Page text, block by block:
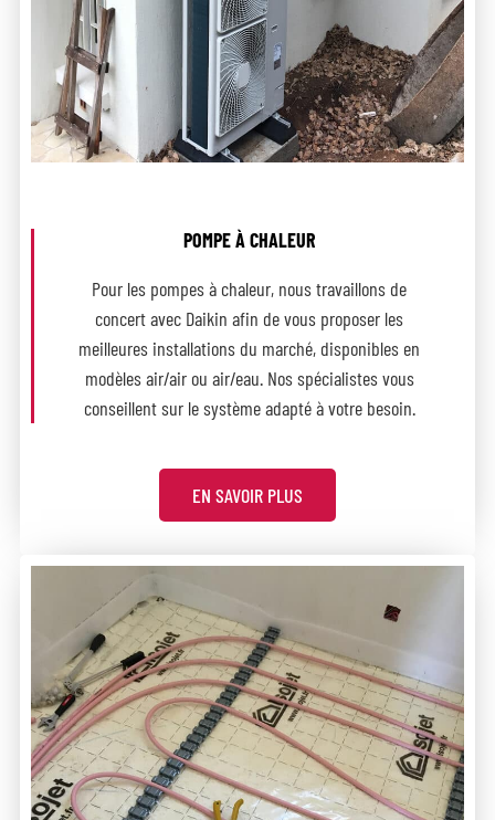
POMPE À CHALEUR
Pour les pompes à chaleur, nous travaillons de
concert avec Daikin afin de vous proposer les
meilleures installations du marché, disponibles en
modèles air/air ou air/eau. Nos spécialistes vous
conseillent sur le système adapté à votre besoin.
EN SAVOIR PLUS